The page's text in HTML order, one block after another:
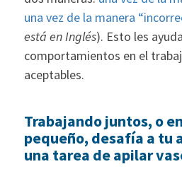
una vez de la manera
está en Inglés). Esto les
comportamientos en el
aceptables.
Trabajando juntos, o
pequeño, desafía a tu
una tarea de apilar